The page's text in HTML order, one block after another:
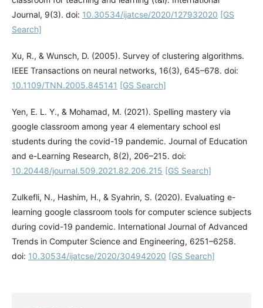
Journal, 9(3). doi: 10.30534/ijatcse/2020/127932020 [GS
Search]
Xu, R., & Wunsch, D. (2005). Survey of clustering algorithms.
IEEE Transactions on neural networks, 16(3), 645–678. doi:
10.1109/TNN.2005.845141 [GS Search]
Yen, E. L. Y., & Mohamad, M. (2021). Spelling mastery via
google classroom among year 4 elementary school esl
students during the covid-19 pandemic. Journal of Education
and e-Learning Research, 8(2), 206–215. doi:
10.20448/journal.509.2021.82.206.215 [GS Search]
Zulkefli, N., Hashim, H., & Syahrin, S. (2020). Evaluating e-
learning google classroom tools for computer science subjects
during covid-19 pandemic. International Journal of Advanced
Trends in Computer Science and Engineering, 6251–6258.
doi: 10.30534/ijatcse/2020/304942020 [GS Search]